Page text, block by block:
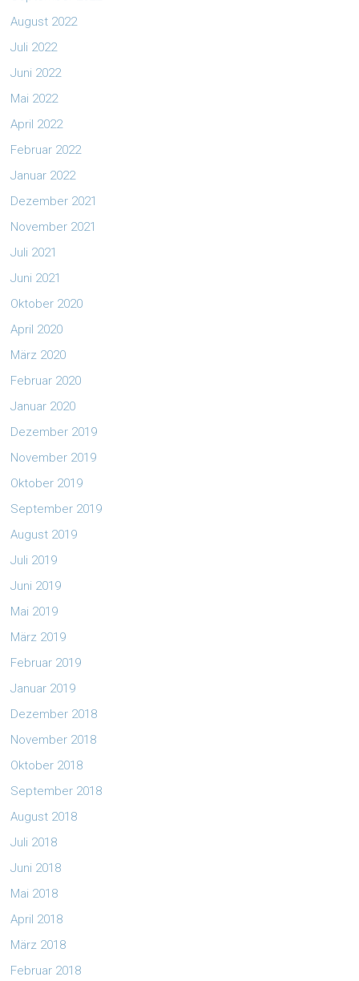
August 2022
Juli 2022
Juni 2022
Mai 2022
April 2022
Februar 2022
Januar 2022
Dezember 2021
November 2021
Juli 2021
Juni 2021
Oktober 2020
April 2020
März 2020
Februar 2020
Januar 2020
Dezember 2019
November 2019
Oktober 2019
September 2019
August 2019
Juli 2019
Juni 2019
Mai 2019
März 2019
Februar 2019
Januar 2019
Dezember 2018
November 2018
Oktober 2018
September 2018
August 2018
Juli 2018
Juni 2018
Mai 2018
April 2018
März 2018
Februar 2018